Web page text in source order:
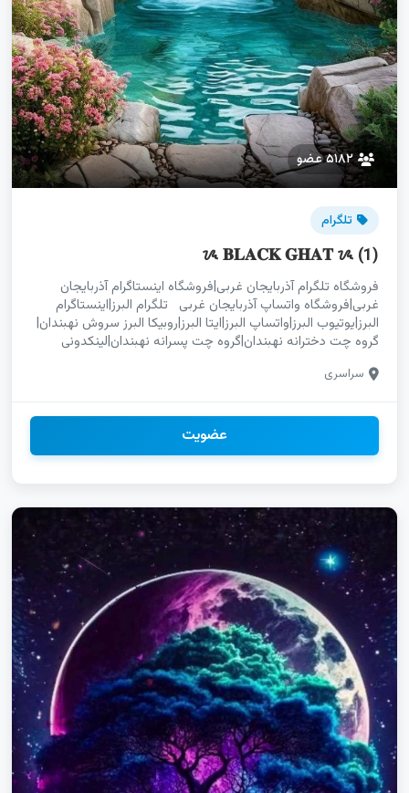
۵۱۸۲ عضو
تلگرام
ᝰ 𝐁𝐋𝐀𝐂𝐊 𝐆𝐇𝐀𝐓 ᝰ (1)
فروشگاه تلگرام آذربایجان غربی|فروشگاه اینستاگرام آذربایجان
غربی|فروشگاه واتساپ آذربایجان غربی تلگرام البرز|اینستاگرام
البرز|یوتیوب البرز|واتساپ البرز|ایتا البرز|روبیکا البرز سروش نهبندان|
گروه چت دخترانه نهبندان|گروه چت پسرانه نهبندان|لینکدونی
صومعه‌سرا|گروه چت پسرونه صومعه‌سرا پیج سایت آذربایجان
شرقی آنلاین شاپ تلگرام با بازدید بالا|آگهی کانال تلگرام در ایران ثبت
کانال سروش برای تبلیغات دیجیتال|کانال سروش پرمخاطب ایرانی|
تبلیغات کانال سروش برای کسب‌وکار تلگرام حاجی آباد|اینستاگرام
ثبت کانال سروش رایگان|کانال سروش فروشگاه|آنلاین شاپ
سروش|خدمات سروش ایرانی چتکده سروش برای کسب‌وکارهای
کوچک|لینکدونی سروش برای تبلیغات|گروه سروش در شیراز تلگرام
مهریز|اینستاگرام مهریز|یوتیوب مهریز|واتساپ مهریز|ایتا مهریز|
گروهکده مهریز
سراسری
عضویت